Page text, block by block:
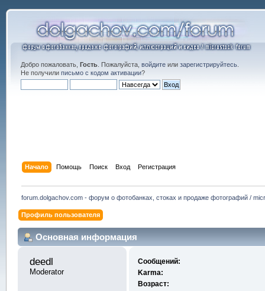
Добро пожаловать, Гость. Пожалуйста, войдитеили зарегистрируйтесь.
Не получили письмо с кодом активации?
Начало Помощь Поиск Вход Регистрация
forum.dolgachov.com - форум о фотобанках, стоках и продаже фотографий /
Профиль пользователя
Основная информация
deedl
Moderator
Сообщений:
Karma:
Возраст: